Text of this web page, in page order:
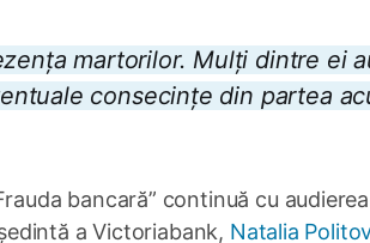
martorilor. Mulți dintre ei
consecințe din partea
bancară” continuă cu
a Victoriabank, Natalia